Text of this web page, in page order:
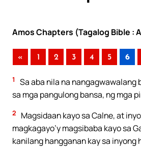
Amos Chapters (Tagalog Bible :
« 1 2 3 4 5 6
1
Sa aba nila na nangagwawalang
sa mga pangulong bansa, ng mga
2
Magsidaan kayo sa Calne, at
magkagayo’y magsibaba kayo sa
kanilang hangganan kay sa inyong